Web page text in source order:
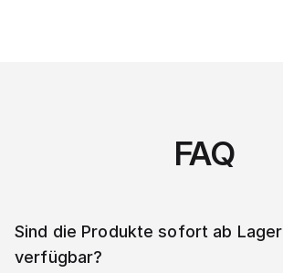
FAQ
Sind die Produkte sofort ab Lager
verfügbar?